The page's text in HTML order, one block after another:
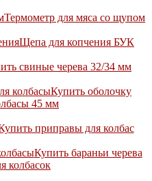
Термометр для мяса со щупом
Щепа для копчения БУК
свиные черева 32/34 мм
Купить оболочку
45 мм
приправы для колбас
Купить бараньи черева
колбасок